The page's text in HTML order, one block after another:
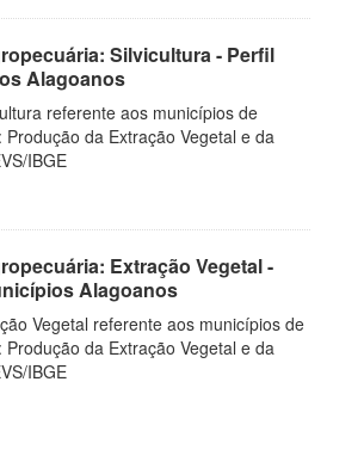
Silvicultura - Perfil
Alagoanos
referente aos municípios de
da Extração Vegetal e da
IBGE
Extração Vegetal -
Alagoanos
Vegetal referente aos municípios de
da Extração Vegetal e da
IBGE